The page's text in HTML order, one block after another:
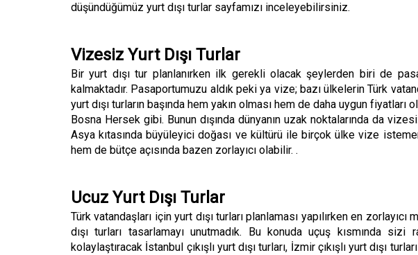
düşündüğümüz yurt dışı turlar sayfamızı inceleyebilirsiniz.
Vizesiz Yurt Dışı Turlar
Bir yurt dışı tur planlanırken ilk gerekli olacak şeylerden biri de
kalmaktadır. Pasaportumuzu aldık peki ya vize; bazı ülkelerin Türk
yurt dışı turların başında hem yakın olması hem de daha uygun
Bosna Hersek gibi. Bunun dışında dünyanın uzak noktalarında da
Asya kıtasında büyüleyici doğası ve kültürü ile birçok ülke vize
hem de bütçe açısında bazen zorlayıcı olabilir. .
Ucuz Yurt Dışı Turlar
Türk vatandaşları için yurt dışı turları planlaması yapılırken en
dışı turları tasarlamayı unutmadık. Bu konuda uçuş kısmında sizi
kolaylaştıracak İstanbul çıkışlı yurt dışı turları, İzmir çıkışlı yurt dışı